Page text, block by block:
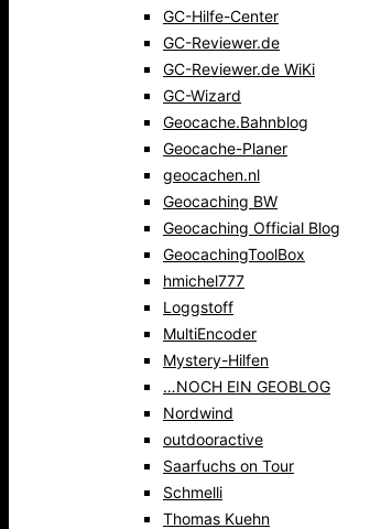
GC-Hilfe-Center
GC-Reviewer.de
GC-Reviewer.de WiKi
GC-Wizard
Geocache.Bahnblog
Geocache-Planer
geocachen.nl
Geocaching BW
Geocaching Official Blog
GeocachingToolBox
hmichel777
Loggstoff
MultiEncoder
Mystery-Hilfen
…NOCH EIN GEOBLOG
Nordwind
outdooractive
Saarfuchs on Tour
Schmelli
Thomas Kuehn